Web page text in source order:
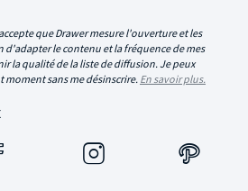
que Drawer mesure l'ouverture et les
d'adapter le contenu et la fréquence de mes
la qualité de la liste de diffusion. Je peux
moment sans me désinscrire. En savoir plus.